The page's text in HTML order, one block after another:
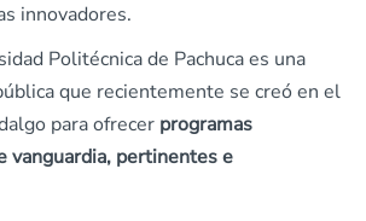
innovadores.
Politécnica de Pachuca es una
que recientemente se creó en el
para ofrecer programas
vanguardia, pertinentes e